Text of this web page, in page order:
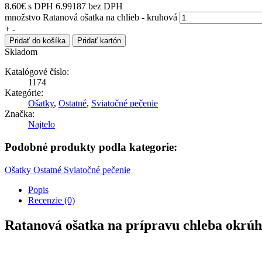
8.60€ s DPH 6.99187 bez DPH
množstvo Ratanová ošatka na chlieb - kruhová
+ -
Pridať do košíka Pridať kartón
Skladom
Katalógové číslo:
1174
Kategórie:
Ošatky, Ostatné, Sviatočné pečenie
Značka:
Najtelo
Podobné produkty podla kategorie:
Ošatky Ostatné Sviatočné pečenie
Popis
Recenzie (0)
Ratanová ošatka na prípravu chleba